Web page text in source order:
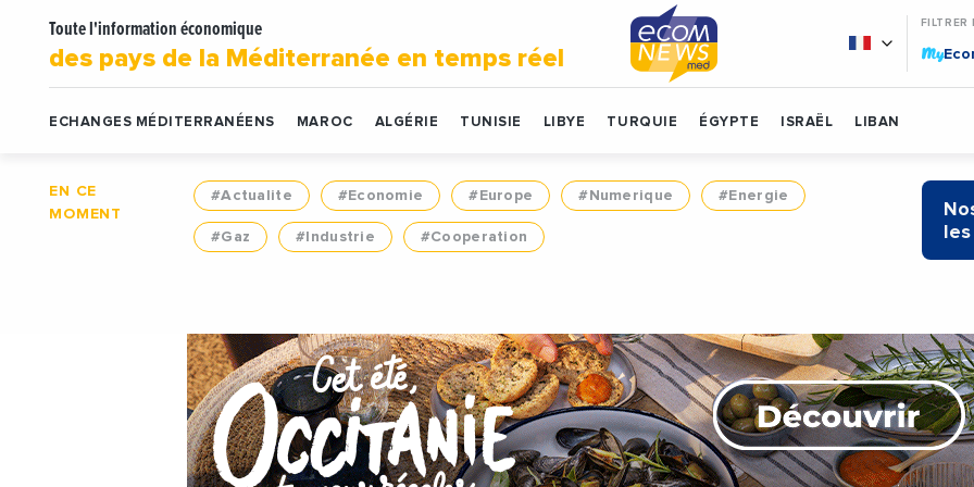
Toute l'information économique
des pays de la Méditerranée en temps réel
FILTRER
My
ECHANGES MÉDITERRANÉENS MAROC ALGÉRIE TUNISIE LIBYE TURQUIE ÉGYPTE ISRAËL LIBAN
EN CE
MOMENT
#Actualite #Economie #Europe #Numerique #Energie
#Gaz #Industrie #Cooperation